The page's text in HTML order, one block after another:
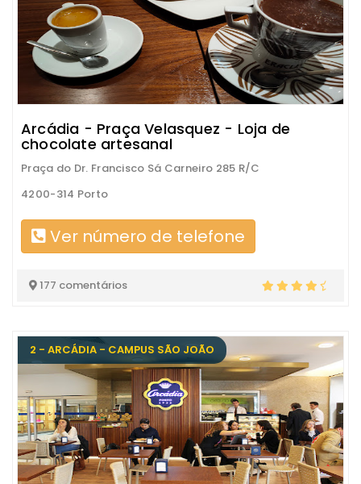
Arcádia - Praça Velasquez - Loja de
chocolate artesanal
Praça do Dr. Francisco Sá Carneiro 285 R/C
4200-314 Porto
Ver número de telefone
177 comentários
2 - ARCÁDIA - CAMPUS SÃO JOÃO